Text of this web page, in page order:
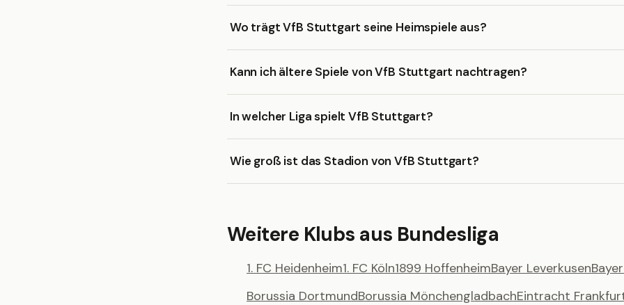
Wo trägt VfB Stuttgart seine Heimspiele aus?
Kann ich ältere Spiele von VfB Stuttgart nachtragen?
In welcher Liga spielt VfB Stuttgart?
Wie groß ist das Stadion von VfB Stuttgart?
Weitere Klubs aus Bundesliga
1. FC Heidenheim1. FC Köln1899 HoffenheimBayer Leverkusen
Borussia DortmundBorussia MönchengladbachEintracht